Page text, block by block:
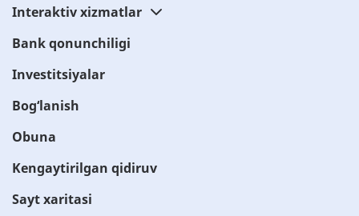
Interaktiv xizmatlar
Bank qonunchiligi
Investitsiyalar
Bog‘lanish
Obuna
Kengaytirilgan qidiruv
Sayt xaritasi